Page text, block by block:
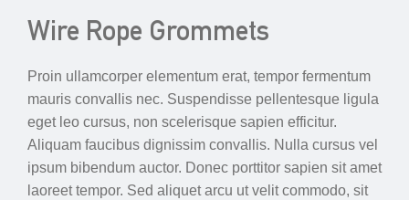
Wire Rope Grommets
Proin ullamcorper elementum erat, tempor fermentum
mauris convallis nec. Suspendisse pellentesque ligula
eget leo cursus, non scelerisque sapien efficitur.
Aliquam faucibus dignissim convallis. Nulla cursus vel
ipsum bibendum auctor. Donec porttitor sapien sit amet
laoreet tempor. Sed aliquet arcu ut velit commodo, sit